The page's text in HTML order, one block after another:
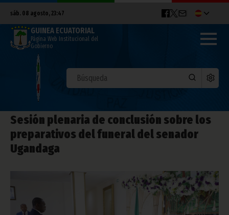
sáb. 08 agosto, 23:47
GUINEA ECUATORIAL
Página Web Institucional del
Gobierno
Sesión plenaria de conclusión sobre los
preparativos del funeral del senador
Ugandaga